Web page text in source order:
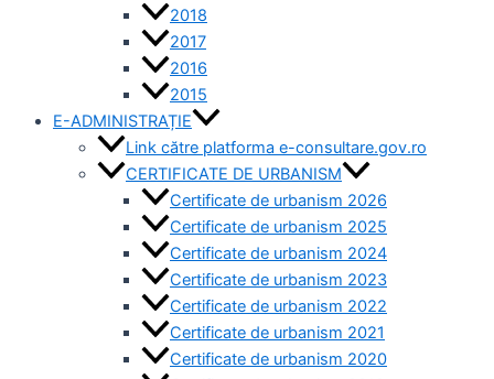
2018
2017
2016
2015
E-ADMINISTRAȚIE
Link către platforma e-consultare.gov.ro
CERTIFICATE DE URBANISM
Certificate de urbanism 2026
Certificate de urbanism 2025
Certificate de urbanism 2024
Certificate de urbanism 2023
Certificate de urbanism 2022
Certificate de urbanism 2021
Certificate de urbanism 2020